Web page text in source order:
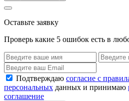
Оставьте заявку
Проверь какие 5 ошибок есть в
Подтверждаю согласие с
персональных данных и принимаю
соглашение